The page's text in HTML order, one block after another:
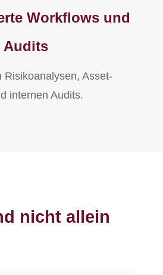
Workflows und
Audits
Risikoanalysen, Asset-
internen Audits.
nicht allein